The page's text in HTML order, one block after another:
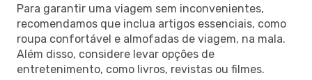
Para garantir uma viagem sem inconvenientes,
recomendamos que inclua artigos essenciais, como
roupa confortável e almofadas de viagem, na mala.
Além disso, considere levar opções de
entretenimento, como livros, revistas ou filmes.